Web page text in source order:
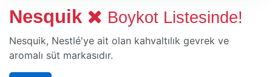
Nesquik Boykot Listesinde!
Nesquik, Nestlé'ye ait olan kahvaltılık gevrek ve
aromalı süt markasıdır.